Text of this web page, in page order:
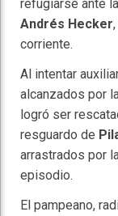
refugiarse ante
Andrés Hecker
corriente.
Al intentar
alcanzados por
logró ser
resguardo de
arrastrados por
episodio.
El pampeano,